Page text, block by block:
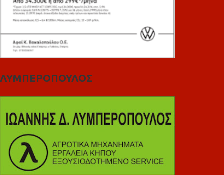
ΛΥΜΠΕΡΟΠΟΥΛΟΣ